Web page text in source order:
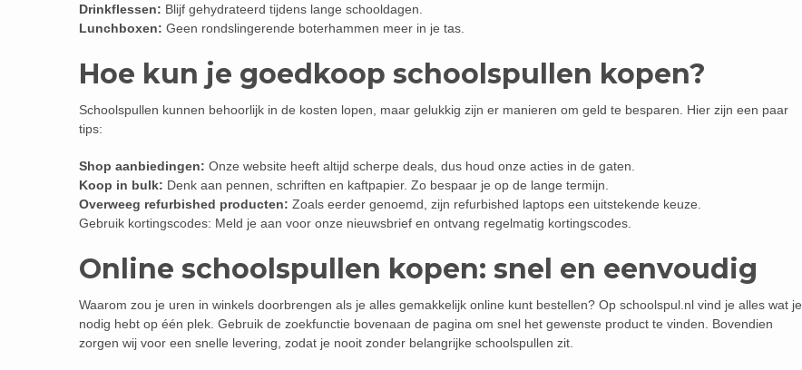
Drinkflessen: Blijf gehydrateerd tijdens lange schooldagen.
Lunchboxen: Geen rondslingerende boterhammen meer in je tas.
Hoe kun je goedkoop schoolspullen kopen?
Schoolspullen kunnen behoorlijk in de kosten lopen, maar gelukkig zijn er manieren om geld te besparen. Hier zijn een paar
tips:
Shop aanbiedingen: Onze website heeft altijd scherpe deals, dus houd onze acties in de gaten.
Koop in bulk: Denk aan pennen, schriften en kaftpapier. Zo bespaar je op de lange termijn.
Overweeg refurbished producten: Zoals eerder genoemd, zijn refurbished laptops een uitstekende keuze.
Gebruik kortingscodes: Meld je aan voor onze nieuwsbrief en ontvang regelmatig kortingscodes.
Online schoolspullen kopen: snel en eenvoudig
Waarom zou je uren in winkels doorbrengen als je alles gemakkelijk online kunt bestellen? Op schoolspul.nl vind je alles wat je
nodig hebt op één plek. Gebruik de zoekfunctie bovenaan de pagina om snel het gewenste product te vinden. Bovendien
zorgen wij voor een snelle levering, zodat je nooit zonder belangrijke schoolspullen zit.